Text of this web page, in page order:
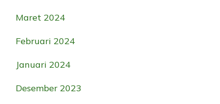
Maret 2024
Februari 2024
Januari 2024
Desember 2023